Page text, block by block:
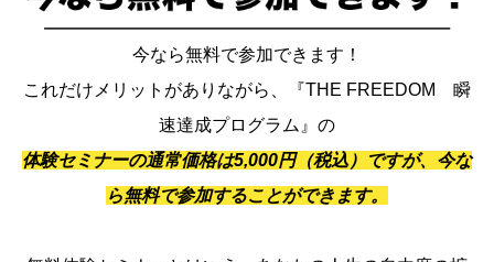
今なら無料で参加できます！
これだけメリットがありながら、『THE FREEDOM 瞬
速達成プログラム』の
体験セミナーの通常価格は5,000円（税込）ですが、今な
ら無料で参加することができます。